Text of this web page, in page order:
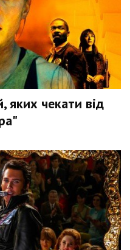
яких чекати від